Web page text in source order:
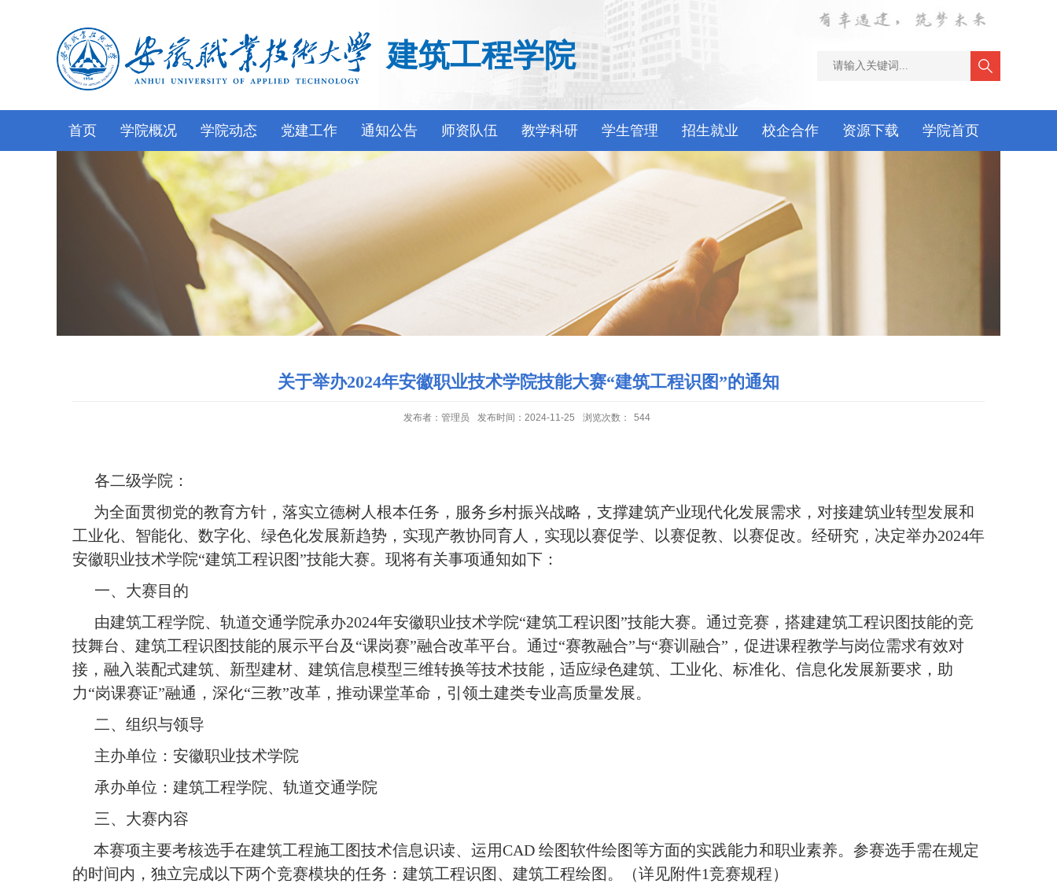
建筑工程学院
首页 学院概况 学院动态 党建工作 通知公告 师资队伍 教学科研 学生管理 招生就业 校企合作 资源下载 学院首页
关于举办2024年安徽职业技术学院技能大赛“建筑工程识图”的通知
发布者：管理员 发布时间：2024-11-25 浏览次数： 544
各二级学院：
为全面贯彻党的教育方针，落实立德树人根本任务，服务乡村振兴战略，支撑建筑产业现代化发展需求，对接建筑业转型发展和
工业化、智能化、数字化、绿色化发展新趋势，实现产教协同育人，实现以赛促学、以赛促教、以赛促改。经研究，决定举办2024年
安徽职业技术学院“建筑工程识图”技能大赛。现将有关事项通知如下：
一、大赛目的
由建筑工程学院、轨道交通学院承办2024年安徽职业技术学院“建筑工程识图”技能大赛。通过竞赛，搭建建筑工程识图技能的竞
技舞台、建筑工程识图技能的展示平台及“课岗赛”融合改革平台。通过“赛教融合”与“赛训融合”，促进课程教学与岗位需求有效对
接，融入装配式建筑、新型建材、建筑信息模型三维转换等技术技能，适应绿色建筑、工业化、标准化、信息化发展新要求，助
力“岗课赛证”融通，深化“三教”改革，推动课堂革命，引领土建类专业高质量发展。
二、组织与领导
主办单位：安徽职业技术学院
承办单位：建筑工程学院、轨道交通学院
三、大赛内容
本赛项主要考核选手在建筑工程施工图技术信息识读、运用CAD 绘图软件绘图等方面的实践能力和职业素养。参赛选手需在规定
的时间内，独立完成以下两个竞赛模块的任务：建筑工程识图、建筑工程绘图。（详见附件1竞赛规程）